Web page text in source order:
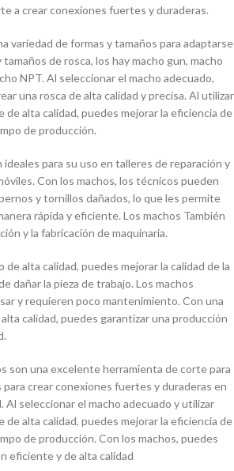
a crear conexiones fuertes y duraderas.
variedad de formas y tamaños para adaptarse
de rosca, los hay macho gun, macho
NPT. Al seleccionar el macho adecuado,
una rosca de alta calidad y precisa. Al utilizar
alta calidad, puedes mejorar la eficiencia de
de producción.
ideales para su uso en talleres de reparación y
Con los machos, los técnicos pueden
y tornillos dañados, lo que les permite
rápida y eficiente. Los machos También
y la fabricación de maquinaria.
de alta calidad, puedes mejorar la calidad de la
dañar la pieza de trabajo. Los machos
y requieren poco mantenimiento. Con una
calidad, puedes garantizar una producción
son una excelente herramienta de corte para
para crear conexiones fuertes y duraderas en
Al seleccionar el macho adecuado y utilizar
alta calidad, puedes mejorar la eficiencia de
de producción. Con los machos, puedes
eficiente y de alta calidad